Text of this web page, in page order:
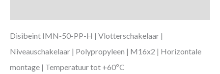
Disibeint IMN-50-PP-H | Vlotterschakelaar |
Niveauschakelaar | Polypropyleen | M16x2 | Horizontale
montage | Temperatuur tot +60ºC